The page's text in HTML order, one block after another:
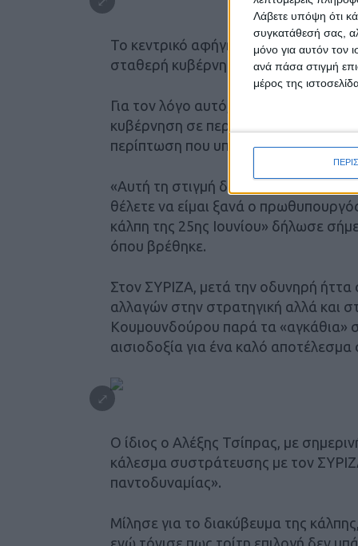
Λάβετε υπόψη ότι
συγκατάθεσή σας,
μόνο για αυτόν τον
ανά πάσα στιγμή
μέρος της
Το κεντρικό αφήγημα της ΝΔ για την
σταθερή κυβέρνηση με άνετη
Για τον λόγο αυτό, όλα τα κορυφαία
κυβέρνηση σε περίπτωση που είναι
περίπτωση που υπάρχει αυτοδυναμία.
«Αυτή τη στιγμή δεν είμαι
θέλετε να είμαι ξανά ο
κάλπη της 25ης Ιουνίου» δήλωσε
όπου βρέθηκε.
Στον ΣΥΡΙΖΑ, μετά την οδυνηρή ήττα
αλλαγών στην στρατηγική αλλά και
Κουμουνδούρου παρά τα «αγκάθια»
αισιοδοξία για ένα καλό
Ο ίδιος ο Αλέξης Τσίπρας, με
κάλεσμα συστράτευσης με τον
παντοδυναμίας».
Μίλησε για το διακύβευμα της
ενώ τόνισε πως τρίτη επιλογή δεν